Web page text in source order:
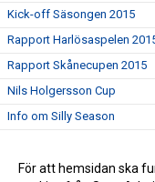
Kick-off Säsongen 2015
Rapport Harlösaspelen
Rapport Skånecupen 2015
Nils Holgersson Cup
Info om Silly Season
Skånecupen
För att hemsidan ska